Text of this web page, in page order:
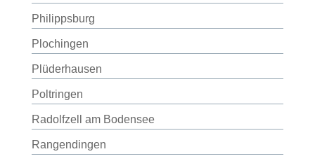
Philippsburg
Plochingen
Plüderhausen
Poltringen
Radolfzell am Bodensee
Rangendingen